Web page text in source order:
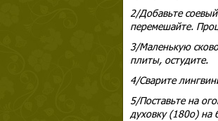
2/Добавьте
перемешайте.
3/Маленькую
плиты, остудите.
4/Сварите
5/Поставьте на
духовку (180о) на